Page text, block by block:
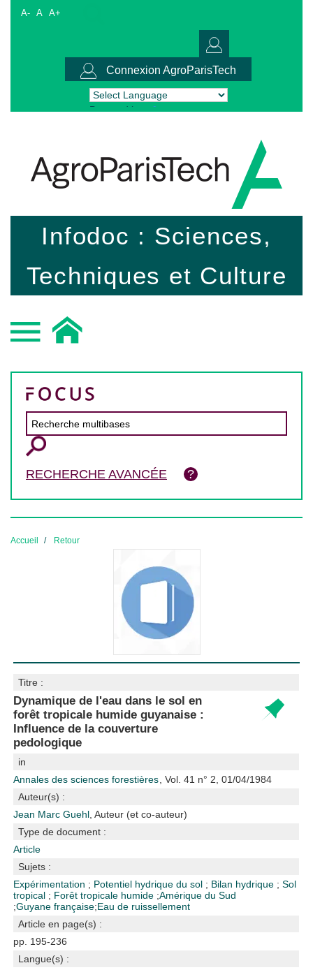
A- A A+
Connexion AgroParisTech
Powered by Translate
Infodoc : Sciences,
Techniques et Culture
RECHERCHE AVANCÉE
Accueil Retour
Titre :
Dynamique de l'eau dans le sol en
forêt tropicale humide guyanaise :
Influence de la couverture
pedologique
in
Annales des sciences forestières , Vol. 41 n° 2, 01/04/1984
Auteur(s) :
Jean Marc Guehl , Auteur (et co-auteur)
Type de document :
Article
Sujets :
Expérimentation ; Potentiel hydrique du sol ; Bilan hydrique ;Sol
tropical ; Forêt tropicale humide ;Amérique du Sud
;Guyane française;Eau de ruissellement
Article en page(s) :
pp. 195-236
Langue(s) :